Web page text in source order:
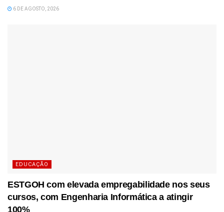
6 DE AGOSTO, 2026
EDUCAÇÃO
ESTGOH com elevada empregabilidade nos seus
cursos, com Engenharia Informática a atingir
100%